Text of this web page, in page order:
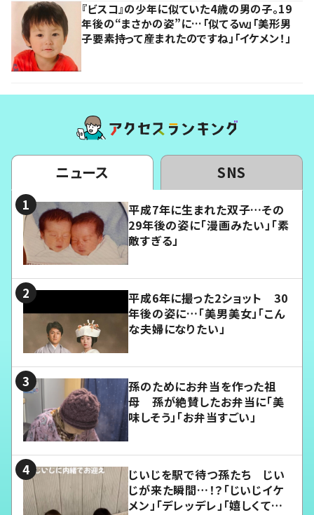
『ビスコ』の少年に似ていた4歳の男の子。19
年後の“まさかの姿”に…「似てるｗ」「美形男
子要素持って産まれたのですね」「イケメン！」
ニュース SNS
平成7年に生まれた双子…その
29年後の姿に「漫画みたい」「素
敵すぎる」
平成6年に撮った2ショット 30
年後の姿に…「美男美女」「こん
な夫婦になりたい」
孫のためにお弁当を作った祖
母 孫が絶賛したお弁当に「美
味しそう」「お弁当すごい」
じいじを駅で待つ孫たち じい
じが来た瞬間…！？「じいじイケ
メン」「デレッデレ」「嬉しくて可